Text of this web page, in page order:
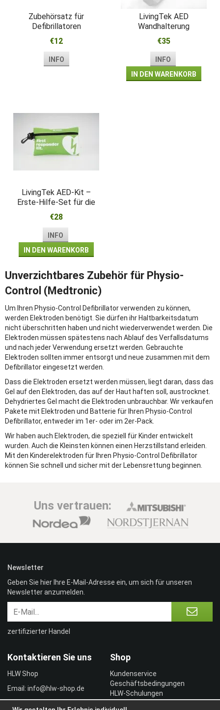
Zubehörsatz für
Defibrillatoren
€12
INFO
LivingTek AED
Wandhalterung
€35
INFO
IN DEN WARENKORB
LivingTek AED-Kit –
Erste-Hilfe-Set für die
Wiederbelebung
€28
INFO
IN DEN WARENKORB
Unverzichtbares Zubehör für Physio-
Control (Medtronic)
Um Ihren Physio-Control Defibrillator verwenden zu können,
werden Elektroden benötigt. Sie dürfen ihr Haltbarkeitsdatum
nicht überschritten haben und nicht wiederverwendet werden. Die
Elektroden müssen spätestens nach Ablauf des Verfallsdatums
und nach jeder Verwendung ersetzt werden. Gebrauchte
Elektroden sollten immer entsorgt und neue zusammen mit dem
Defibrillator eingesetzt werden.
Dass die Elektroden ersetzt werden müssen, liegt daran, dass das
Gel auf den Elektroden, das auf der Haut haften soll, austrocknet.
Dehydriertes Gel macht die Elektroden unbrauchbar. Wir verkaufen
Pakete mit Elektroden und Batterie für Ihren Physio-Control
Defibrillator, entweder im 1er- oder im 2er-Pack.
Wir haben auch Elektroden, die speziell für Kinder entwickelt
wurden. Auch die Kleinsten können einen Herzstillstand erleiden.
Mit den Kinderelektroden für Ihren Physio-Control Defibrillator
können Sie schnell und sicher mit der Lebensrettung beginnen.
Uns vertrauen:
Kontaktieren Sie uns
HLW Shop
Email: info@hlw-shop.de
Shop
Kundenservice
Geschäftsbedingungen
HLW-Schulungen
Newsletter
Geben Sie hier Ihre E-Mail-Adresse ein, um sich für unseren
Newsletter anzumelden.
zertifizierter Handel